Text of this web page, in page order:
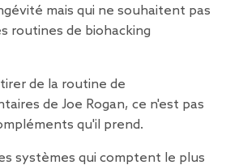
mais qui ne souhaitent pas
routines de biohacking
de la routine de
de Joe Rogan, ce n'est pas
qu'il prend.
systèmes qui comptent le plus